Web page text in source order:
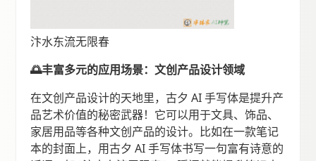
汴水东流无限春
🌅丰富多元的应用场景：文创产品设计领域
在文创产品设计的天地里，古夕 AI 手写体是提升产
品艺术价值的秘密武器！它可以用于文具、饰品、
家居用品等各种文创产品的设计。比如在一款笔记
本的封面上，用古夕 AI 手写体书写一句富有诗意的